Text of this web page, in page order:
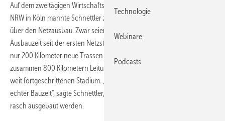
Auf dem zweitägigen Wirtschaftskongress Branchentag Windenergie
NRW in Köln mahnte Schnettler zu mehr Realitätsnähe in der Debatte
über den Netzausbau. Zwar seien auch nach sieben Jahren
Ausbauzeit seit der ersten Netzstudie der Deutschen Energie-Agentur
nur 200 Kilometer neue Trassen errichtet. Doch Projekte mit
zusammen 800 Kilometern Leitungslänge befänden sich in einem sehr
weit fortgeschrittenen Stadium. „Bei nur 12, 18 oder 20 Monaten
echter Bauzeit“, sagte Schnettler, könnten diese möglicherweise sehr
rasch ausgebaut werden.
Technologie
Webinare
Podcasts